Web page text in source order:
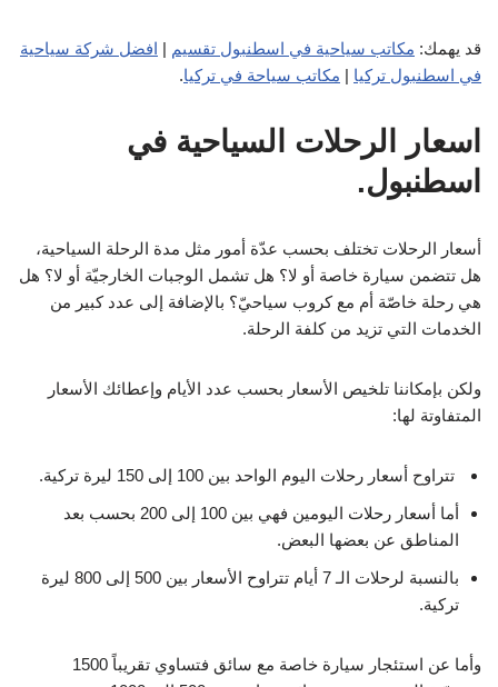
قد يهمك: مكاتب سياحية في اسطنبول تقسيم | افضل شركة سياحية
في اسطنبول تركيا | مكاتب سياحة في تركيا.
اسعار الرحلات السياحية في
اسطنبول.
أسعار الرحلات تختلف بحسب عدّة أمور مثل مدة الرحلة السياحية،
هل تتضمن سيارة خاصة أو لا؟ هل تشمل الوجبات الخارجيّة أو لا؟ هل
هي رحلة خاصّة أم مع كروب سياحيّ؟ بالإضافة إلى عدد كبير من
الخدمات التي تزيد من كلفة الرحلة.
ولكن بإمكاننا تلخيص الأسعار بحسب عدد الأيام وإعطائك الأسعار
المتفاوتة لها:
تتراوح أسعار رحلات اليوم الواحد بين 100 إلى 150 ليرة تركية.
أما أسعار رحلات اليومين فهي بين 100 إلى 200 بحسب بعد
المناطق عن بعضها البعض.
بالنسبة لرحلات الـ 7 أيام تتراوح الأسعار بين 500 إلى 800 ليرة
تركية.
وأما عن استئجار سيارة خاصة مع سائق فتساوي تقريباً 1500